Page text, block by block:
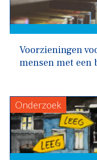
Voorzieningen
mensen met een
Onderzoek